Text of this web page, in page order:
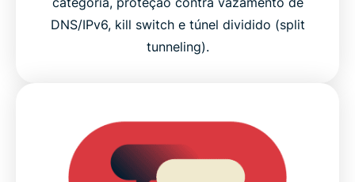
DNS/IPv6, kill switch e túnel dividido (split
tunneling).